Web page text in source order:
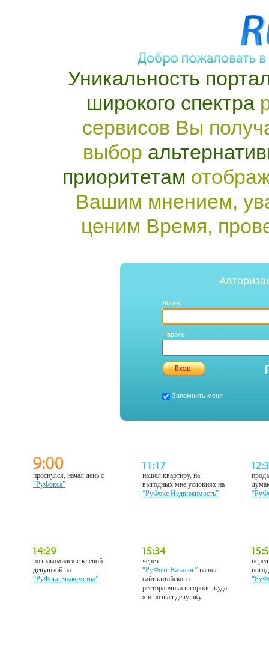
Уникальность
широкого спектра
сервисов Вы
выбор
приоритетам
Вашим мнением,
ценим Время,
Логин:
Пароль:
Запомнить меня
проснулся, начал день с
“РуФокса”
нашел квартиру, на
выгодных мне условиях на
“РуФокс Недвижимость”
познакомился с клевой
девушкой на
“РуФокс Знакомства”
через
“РуФокс Каталог”нашел
сайт китайского
ресторанчика в городе, куда
я и позвал девушку